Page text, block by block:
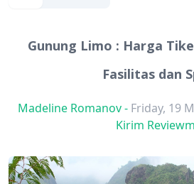
Gunung Limo : Harga
Fasilitas dan
Madeline Romanov- Friday, 19
Kirim